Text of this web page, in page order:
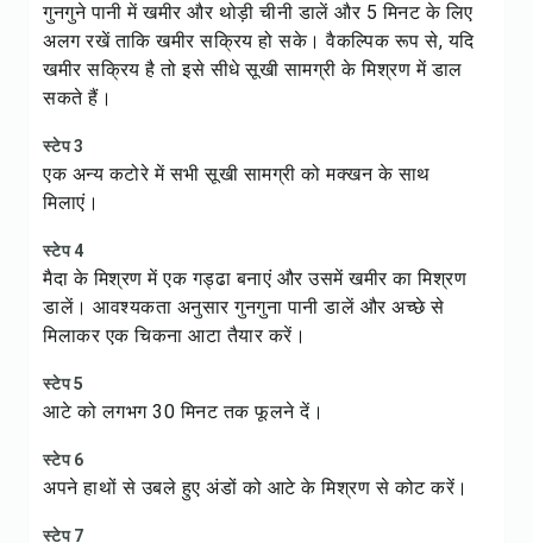
गुनगुने पानी में खमीर और थोड़ी चीनी डालें और 5 मिनट के लिए
अलग रखें ताकि खमीर सक्रिय हो सके। वैकल्पिक रूप से, यदि
खमीर सक्रिय है तो इसे सीधे सूखी सामग्री के मिश्रण में डाल
सकते हैं।
स्टेप 3
एक अन्य कटोरे में सभी सूखी सामग्री को मक्खन के साथ
मिलाएं।
स्टेप 4
मैदा के मिश्रण में एक गड्ढा बनाएं और उसमें खमीर का मिश्रण
डालें। आवश्यकता अनुसार गुनगुना पानी डालें और अच्छे से
मिलाकर एक चिकना आटा तैयार करें।
स्टेप 5
आटे को लगभग 30 मिनट तक फूलने दें।
स्टेप 6
अपने हाथों से उबले हुए अंडों को आटे के मिश्रण से कोट करें।
स्टेप 7